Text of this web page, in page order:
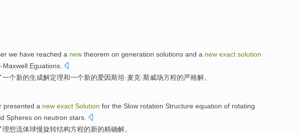
we have reached a new theorem on generation solutions and a new exact solution
Maxwell Eguations
一个新的生成解定理和一个新的爱因斯坦·麦克·斯威场方程的严格解。
presented a new exact Solution for the Slow rotation Structure equation of rotating
Spheres on neutron stars.
理想流体球慢旋转结构方程的新的精确解。